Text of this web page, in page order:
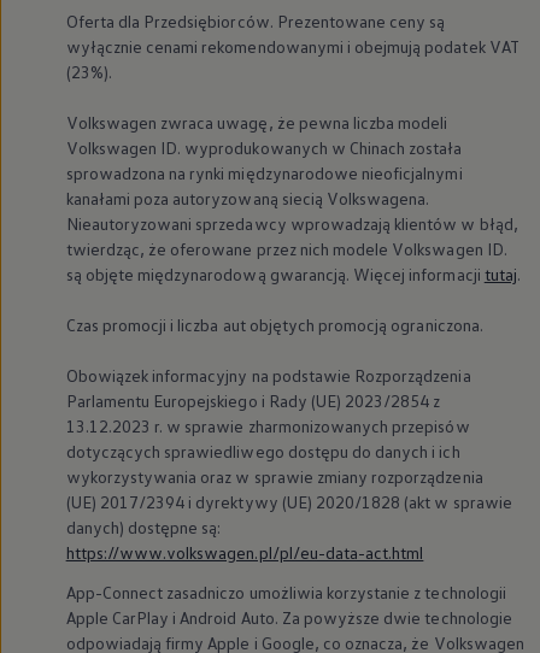
Oferta dla Przedsiębiorców. Prezentowane ceny są
wyłącznie cenami rekomendowanymi i obejmują podatek VAT
(23%).
Volkswagen zwraca uwagę, że pewna liczba modeli
Volkswagen ID. wyprodukowanych w Chinach została
sprowadzona na rynki międzynarodowe nieoficjalnymi
kanałami poza autoryzowaną siecią Volkswagena.
Nieautoryzowani sprzedawcy wprowadzają klientów w błąd,
twierdząc, że oferowane przez nich modele Volkswagen ID.
są objęte międzynarodową gwarancją. Więcej informacji tutaj.
Czas promocji i liczba aut objętych promocją ograniczona.
Obowiązek informacyjny na podstawie Rozporządzenia
Parlamentu Europejskiego i Rady (UE) 2023/2854 z
13.12.2023 r. w sprawie zharmonizowanych przepisów
dotyczących sprawiedliwego dostępu do danych i ich
wykorzystywania oraz w sprawie zmiany rozporządzenia
(UE) 2017/2394 i dyrektywy (UE) 2020/1828 (akt w sprawie
danych) dostępne są:
https://www.volkswagen.pl/pl/eu-data-act.html
App-Connect zasadniczo umożliwia korzystanie z technologii
Apple CarPlay i Android Auto. Za powyższe dwie technologie
odpowiadają firmy Apple i Google, co oznacza, że Volkswagen